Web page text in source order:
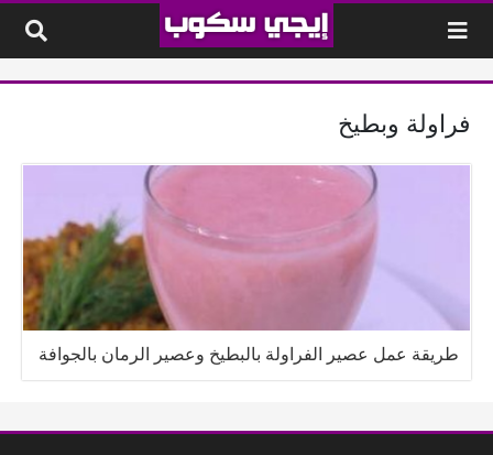
فراولة وبطيخ
طريقة عمل عصير الفراولة بالبطيخ وعصير الرمان بالجوافة